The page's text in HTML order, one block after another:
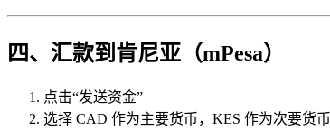
四、汇款到肯尼亚（mPesa）
点击“发送资金”
选择 CAD 作为主要货币，KES 作为次要货币